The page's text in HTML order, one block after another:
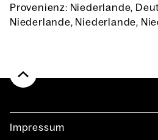
Provenienz: Niederlande,
Niederlande, Niederlande,
Impres­sum